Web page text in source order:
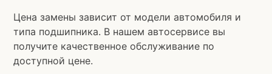
Цена замены зависит от модели автомобиля и
типа подшипника. В нашем автосервисе вы
получите качественное обслуживание по
доступной цене.